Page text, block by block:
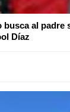
al padre
Díaz